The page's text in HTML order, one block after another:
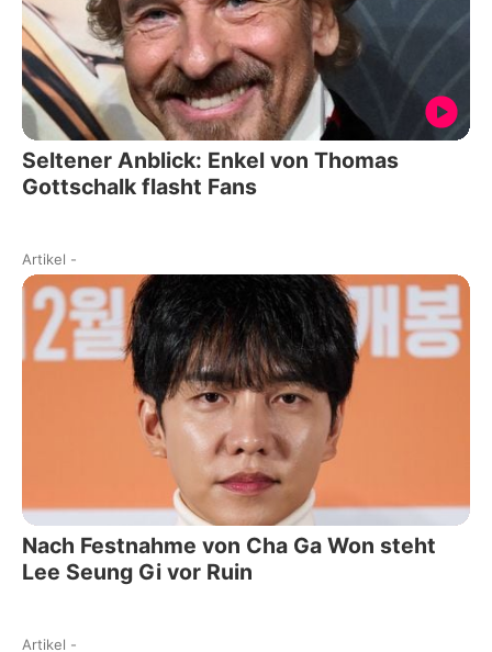
Seltener Anblick: Enkel von Thomas
Gottschalk flasht Fans
Artikel -
Nach Festnahme von Cha Ga Won steht
Lee Seung Gi vor Ruin
Artikel -